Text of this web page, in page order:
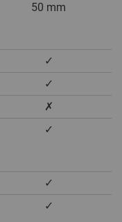
50 mm
✓
✓
✗
✓
✓
✓